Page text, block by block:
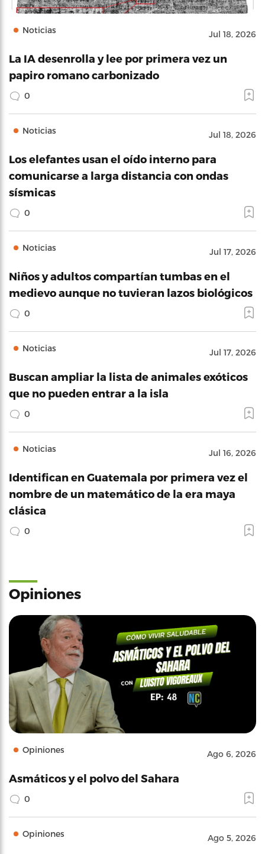
Noticias Jul 18, 2026
La IA desenrolla y lee por primera vez un
papiro romano carbonizado
0
Noticias Jul 18, 2026
Los elefantes usan el oído interno para
comunicarse a larga distancia con ondas
sísmicas
0
Noticias Jul 17, 2026
Niños y adultos compartían tumbas en el
medievo aunque no tuvieran lazos biológicos
0
Noticias Jul 17, 2026
Buscan ampliar la lista de animales exóticos
que no pueden entrar a la isla
0
Noticias Jul 16, 2026
Identifican en Guatemala por primera vez el
nombre de un matemático de la era maya
clásica
0
Opiniones
Opiniones Ago 6, 2026
Asmáticos y el polvo del Sahara
0
Opiniones Ago 5, 2026